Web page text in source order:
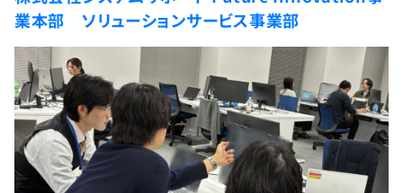
イベント・セミナー
インタビュー
就活成功ガイド
ナレッジ
リファレンス
プラン
個人向けプラン
評価結果一覧
再チャレンジ結果一覧
Tech Team Journal
paiza times
note
paizaとは？
業本部 ソリューションサービス事業部